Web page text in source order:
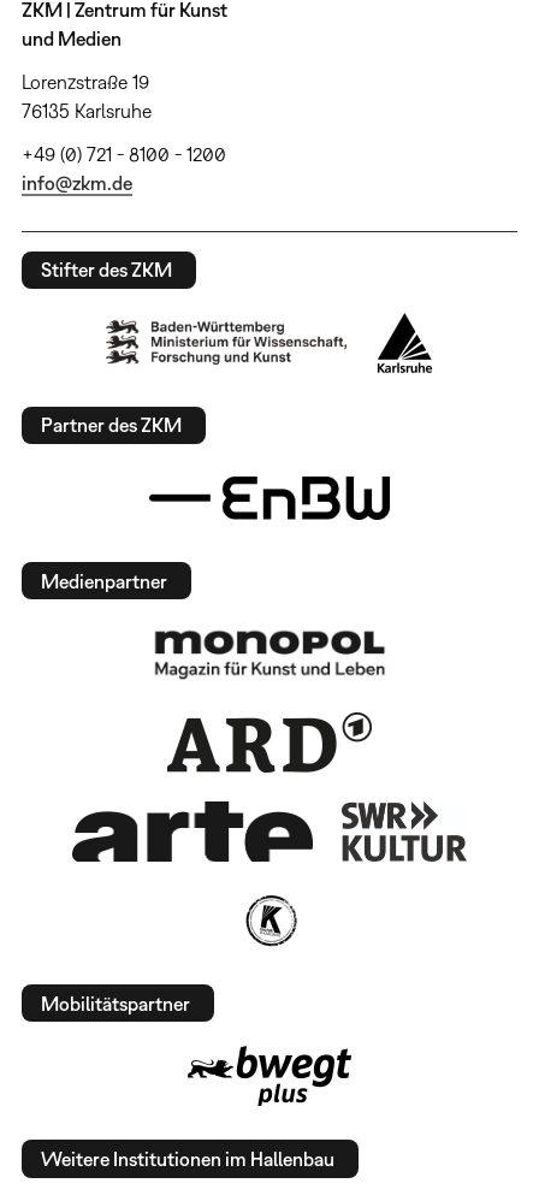
ZKM | Zentrum für Kunst
und Medien
Lorenzstraße 19
76135 Karlsruhe
+49 (0) 721 - 8100 - 1200
info@zkm.de
Stifter des ZKM
Partner des ZKM
Medienpartner
Mobilitätspartner
Weitere Institutionen im Hallenbau